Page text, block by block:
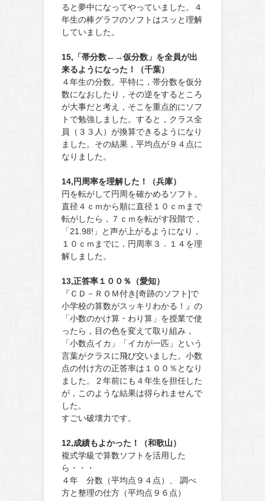
ると夢中になってやっていました。４
年生の棒グラフのソフトはスッと理解
していました。
15,「帯分数←→仮分数」を全員が出
来るようになった！（千葉）
４年生の分数。平特に，帯分数を仮分
数になおしたり，その逆をするところ
が大事だと考え，そこを重点的にソフ
トで勉強しました。すると，クラス全
員（３３人）が換算できるようになり
ました。その結果，平均点が９４点に
なりました。
14,円周率を理解した！（兵庫）
円を転がして円周を確かめるソフト。
直径４ｃｍから順に直径１０ｃｍまで
転がしたら，７ｃｍを転がす段階で，
「21.98!」と声が上がるようになり，
１０ｃｍまでに，円周率３．１４を理
解しました。
13,正答率１００％（愛知）
『ＣＤ－ＲＯＭ付き[奇跡のソフト]で
小学校の算数がスッキリわかる！』の
「小数のかけ算・わり算」を授業で使
ったら，目の色を変えて取り組み，
「小数点イカ」「イカが一匹」という
言葉がクラスに飛び交いました。小数
点の付け方の正答率は１００％となり
ました。２年前にも４年生を担任した
が，このような結果は得られませんで
した。
すごい破壊力です。
12,成績もよかった！（和歌山）
複式学級で算数ソフトを活用した
ら・・・
４年 分数（平均点９４点）、 調べ
方と整理の仕方（平均点９６点）